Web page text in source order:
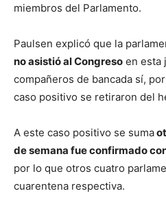
miembros del Parlamento.
Paulsen explicó que la
no asistió al Congreso en esta
compañeros de bancada sí,
caso positivo se retiraron del
A este caso positivo se suma
de semana fue confirmado
por lo que otros cuatro
cuarentena respectiva.